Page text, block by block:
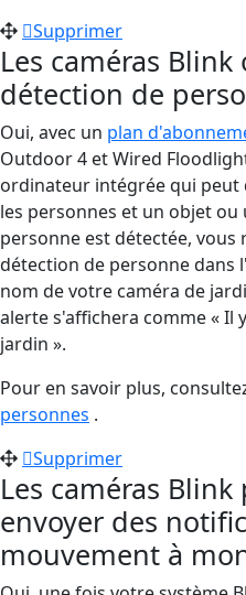
Supprimer
Les caméras
détection de
Oui, avec un plan
Outdoor 4 et Wired
ordinateur intégrée qui
les personnes et un objet
personne est détectée, vous
détection de personne dans
nom de votre caméra de
alerte s'affichera comme « Il
jardin ».
Pour en savoir plus,
personnes .
Supprimer
Les caméras
envoyer des
mouvement à